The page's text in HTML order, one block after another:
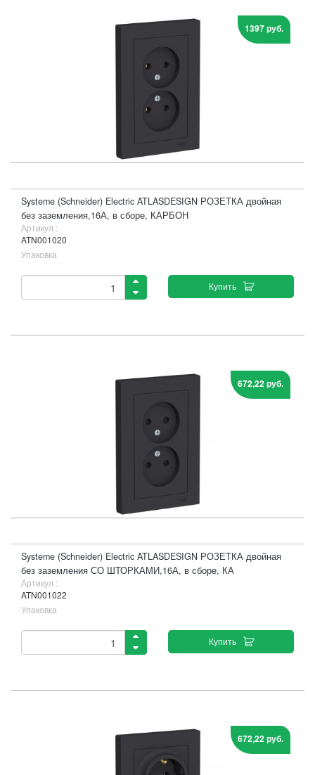
1397 руб.
Systeme (Schneider) Electric ATLASDESIGN РОЗЕТКА двойная
без заземления,16А, в сборе, КАРБОН
Артикул :
ATN001020
Упаковка
Купить
672,22 руб.
Systeme (Schneider) Electric ATLASDESIGN РОЗЕТКА двойная
без заземления СО ШТОРКАМИ,16А, в сборе, КА
Артикул :
ATN001022
Упаковка
Купить
672,22 руб.